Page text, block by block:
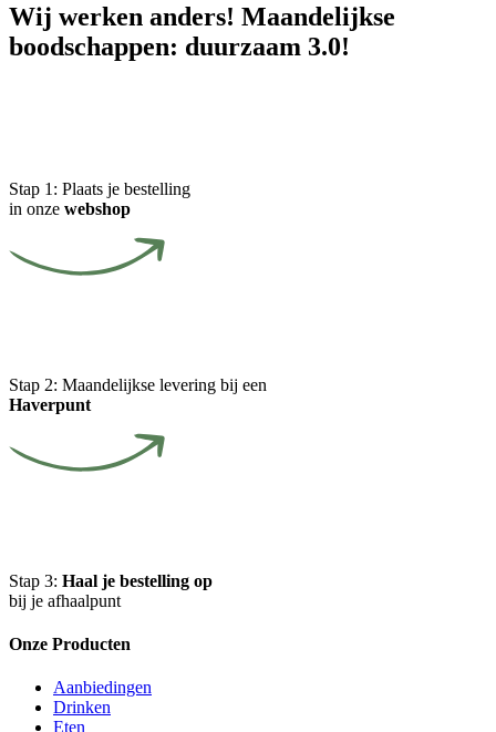
Wij werken anders! Maandelijkse
boodschappen: duurzaam 3.0!
Stap 1: Plaats je bestelling
in onze webshop
Stap 2: Maandelijkse levering bij een
Haverpunt
Stap 3: Haal je bestelling op
bij je afhaalpunt
Onze Producten
Aanbiedingen
Drinken
Eten